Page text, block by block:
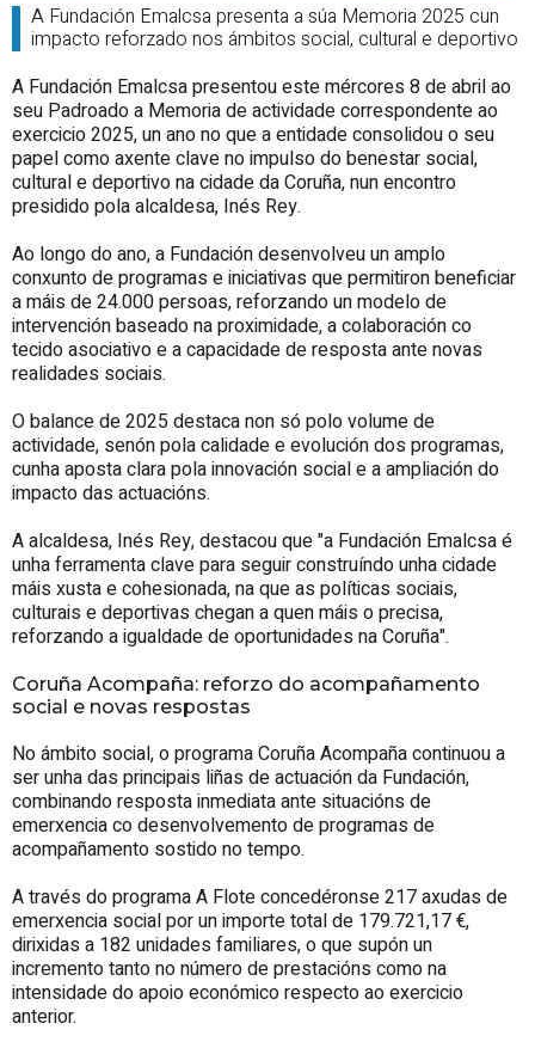
A Fundación Emalcsa presenta a súa Memoria 2025 cun
impacto reforzado nos ámbitos social, cultural e deportivo
A Fundación Emalcsa presentou este mércores 8 de abril ao
seu Padroado a Memoria de actividade correspondente ao
exercicio 2025, un ano no que a entidade consolidou o seu
papel como axente clave no impulso do benestar social,
cultural e deportivo na cidade da Coruña, nun encontro
presidido pola alcaldesa, Inés Rey.
Ao longo do ano, a Fundación desenvolveu un amplo
conxunto de programas e iniciativas que permitiron beneficiar
a máis de 24.000 persoas, reforzando un modelo de
intervención baseado na proximidade, a colaboración co
tecido asociativo e a capacidade de resposta ante novas
realidades sociais.
O balance de 2025 destaca non só polo volume de
actividade, senón pola calidade e evolución dos programas,
cunha aposta clara pola innovación social e a ampliación do
impacto das actuacións.
A alcaldesa, Inés Rey, destacou que "a Fundación Emalcsa é
unha ferramenta clave para seguir construíndo unha cidade
máis xusta e cohesionada, na que as políticas sociais,
culturais e deportivas chegan a quen máis o precisa,
reforzando a igualdade de oportunidades na Coruña".
Coruña Acompaña: reforzo do acompañamento
social e novas respostas
No ámbito social, o programa Coruña Acompaña continuou a
ser unha das principais liñas de actuación da Fundación,
combinando resposta inmediata ante situacións de
emerxencia co desenvolvemento de programas de
acompañamento sostido no tempo.
A través do programa A Flote concedéronse 217 axudas de
emerxencia social por un importe total de 179.721,17 €,
dirixidas a 182 unidades familiares, o que supón un
incremento tanto no número de prestacións como na
intensidade do apoio económico respecto ao exercicio
anterior.